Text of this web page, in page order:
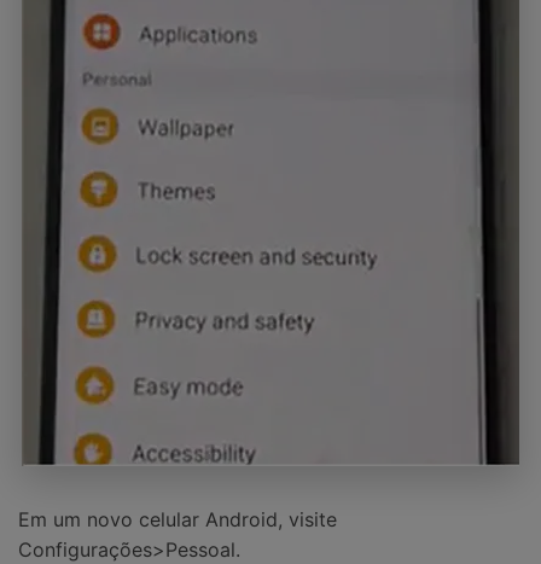
Em um novo celular Android, visite
Configurações>Pessoal.